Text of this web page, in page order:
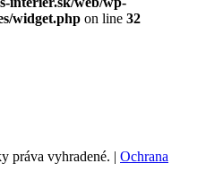
widget.php on line 32
práva vyhradené. | Ochrana